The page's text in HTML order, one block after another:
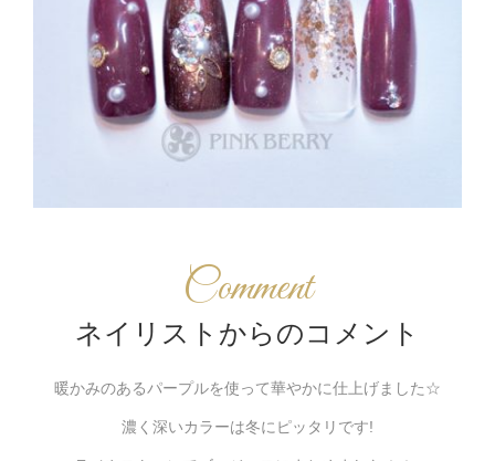
Comment
ネイリストからのコメント
暖かみのあるパープルを使って華やかに仕上げました☆
濃く深いカラーは冬にピッタリです!